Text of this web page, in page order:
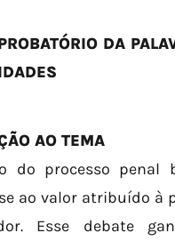
DA
AO TEMA
do processo penal
ao valor atribuído à
Esse debate